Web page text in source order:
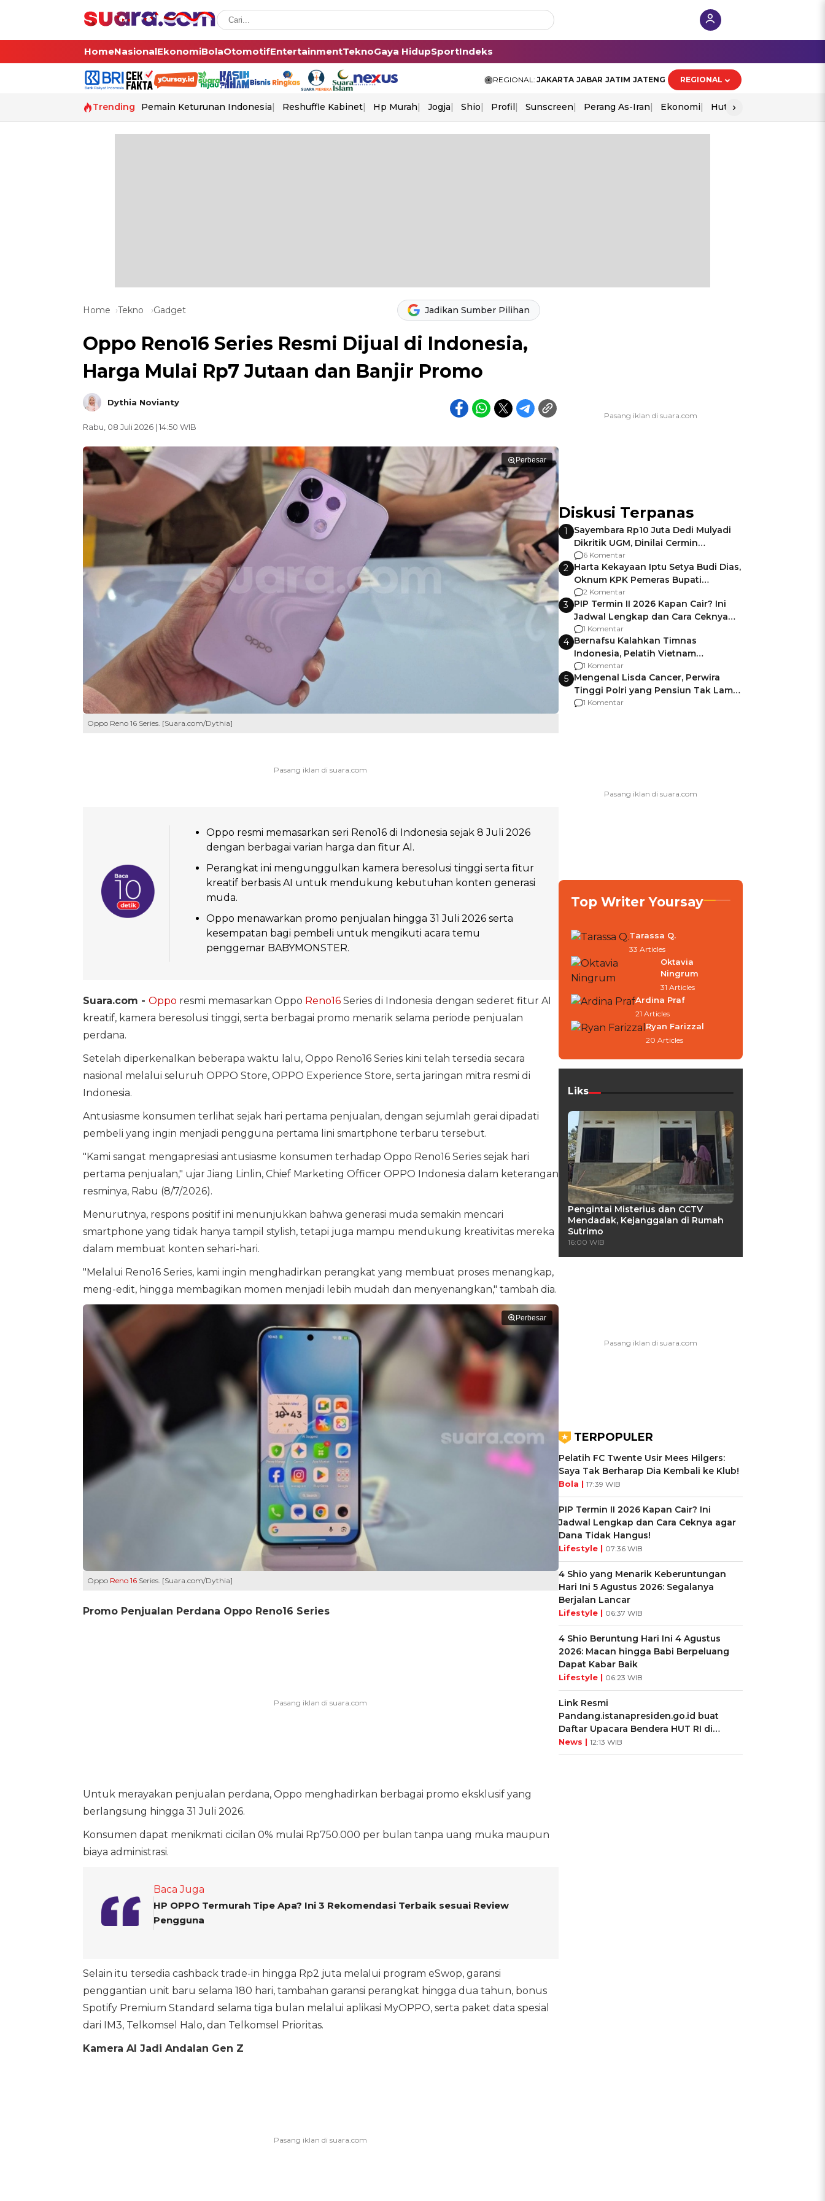
HomeNasionalEkonomiBolaOtomotifEntertainmentTeknoGaya HidupSportIndeks
REGIONAL: JAKARTA JABAR JATIM JATENG REGIONAL
Trending Pemain Keturunan Indonesia Reshuffle Kabinet Hp Murah Jogja Shio Profil Sunscreen Perang As-Iran Ekonomi Hut Ri
›
Home Tekno Gadget Jadikan Sumber Pilihan
Oppo Reno16 Series Resmi Dijual di Indonesia,
Harga Mulai Rp7 Jutaan dan Banjir Promo
Dythia Novianty
Rabu, 08 Juli 2026 | 14:50 WIB
Perbesar
Oppo Reno 16 Series. [Suara.com/Dythia]
Oppo resmi memasarkan seri Reno16 di Indonesia sejak 8 Juli 2026
dengan berbagai varian harga dan fitur AI.
Perangkat ini mengunggulkan kamera beresolusi tinggi serta fitur
kreatif berbasis AI untuk mendukung kebutuhan konten generasi
muda.
Oppo menawarkan promo penjualan hingga 31 Juli 2026 serta
kesempatan bagi pembeli untuk mengikuti acara temu
penggemar BABYMONSTER.
Suara.com - Oppo resmi memasarkan Oppo Reno16Series di Indonesia dengan sederet fitur AI
kreatif, kamera beresolusi tinggi, serta berbagai promo menarik selama periode penjualan
perdana.
Setelah diperkenalkan beberapa waktu lalu, Oppo Reno16 Series kini telah tersedia secara
nasional melalui seluruh OPPO Store, OPPO Experience Store, serta jaringan mitra resmi di
Indonesia.
Antusiasme konsumen terlihat sejak hari pertama penjualan, dengan sejumlah gerai dipadati
pembeli yang ingin menjadi pengguna pertama lini smartphone terbaru tersebut.
"Kami sangat mengapresiasi antusiasme konsumen terhadap Oppo Reno16 Series sejak hari
pertama penjualan," ujar Jiang Linlin, Chief Marketing Officer OPPO Indonesia dalam keterangan
resminya, Rabu (8/7/2026).
Menurutnya, respons positif ini menunjukkan bahwa generasi muda semakin mencari
smartphone yang tidak hanya tampil stylish, tetapi juga mampu mendukung kreativitas mereka
dalam membuat konten sehari-hari.
"Melalui Reno16 Series, kami ingin menghadirkan perangkat yang membuat proses menangkap,
meng-edit, hingga membagikan momen menjadi lebih mudah dan menyenangkan," tambah dia.
Perbesar
Oppo Reno 16Series. [Suara.com/Dythia]
Promo Penjualan Perdana Oppo Reno16 Series
Untuk merayakan penjualan perdana, Oppo menghadirkan berbagai promo eksklusif yang
berlangsung hingga 31 Juli 2026.
Konsumen dapat menikmati cicilan 0% mulai Rp750.000 per bulan tanpa uang muka maupun
biaya administrasi.
Baca Juga
HP OPPO Termurah Tipe Apa? Ini 3 Rekomendasi Terbaik sesuai Review
Pengguna
Selain itu tersedia cashback trade-in hingga Rp2 juta melalui program eSwop, garansi
penggantian unit baru selama 180 hari, tambahan garansi perangkat hingga dua tahun, bonus
Spotify Premium Standard selama tiga bulan melalui aplikasi MyOPPO, serta paket data spesial
dari IM3, Telkomsel Halo, dan Telkomsel Prioritas.
Kamera AI Jadi Andalan Gen Z
Diskusi Terpanas
1
Sayembara Rp10 Juta Dedi Mulyadi
Dikritik UGM, Dinilai Cermin
Gagalnya Negara Jamin Keamanan
6 Komentar
2 Harta Kekayaan Iptu Setya Budi Dias,
Oknum KPK Pemeras Bupati
Pemalang
2 Komentar
3 PIP Termin II 2026 Kapan Cair? Ini
Jadwal Lengkap dan Cara Ceknya
agar Dana Tidak Hangus!
1 Komentar
4 Bernafsu Kalahkan Timnas
Indonesia, Pelatih Vietnam
Berencana Pakai Jimat di Pakansari
1 Komentar
5 Mengenal Lisda Cancer, Perwira
Tinggi Polri yang Pensiun Tak Lama
Usai Jadi Brigjen
1 Komentar
Top Writer Yoursay
Tarassa Q.
33 Articles
Oktavia
Ningrum
31 Articles
Ardina Praf
21 Articles
Ryan Farizzal
20 Articles
Liks
Pengintai Misterius dan CCTV
Mendadak, Kejanggalan di Rumah
Sutrimo
16:00 WIB
TERPOPULER
Pelatih FC Twente Usir Mees Hilgers:
Saya Tak Berharap Dia Kembali ke Klub!
Bola | 17:39 WIB
PIP Termin II 2026 Kapan Cair? Ini
Jadwal Lengkap dan Cara Ceknya agar
Dana Tidak Hangus!
Lifestyle | 07:36 WIB
4 Shio yang Menarik Keberuntungan
Hari Ini 5 Agustus 2026: Segalanya
Berjalan Lancar
Lifestyle | 06:37 WIB
4 Shio Beruntung Hari Ini 4 Agustus
2026: Macan hingga Babi Berpeluang
Dapat Kabar Baik
Lifestyle | 06:23 WIB
Link Resmi
Pandang.istanapresiden.go.id buat
Daftar Upacara Bendera HUT RI di
Istana Negara
News | 12:13 WIB